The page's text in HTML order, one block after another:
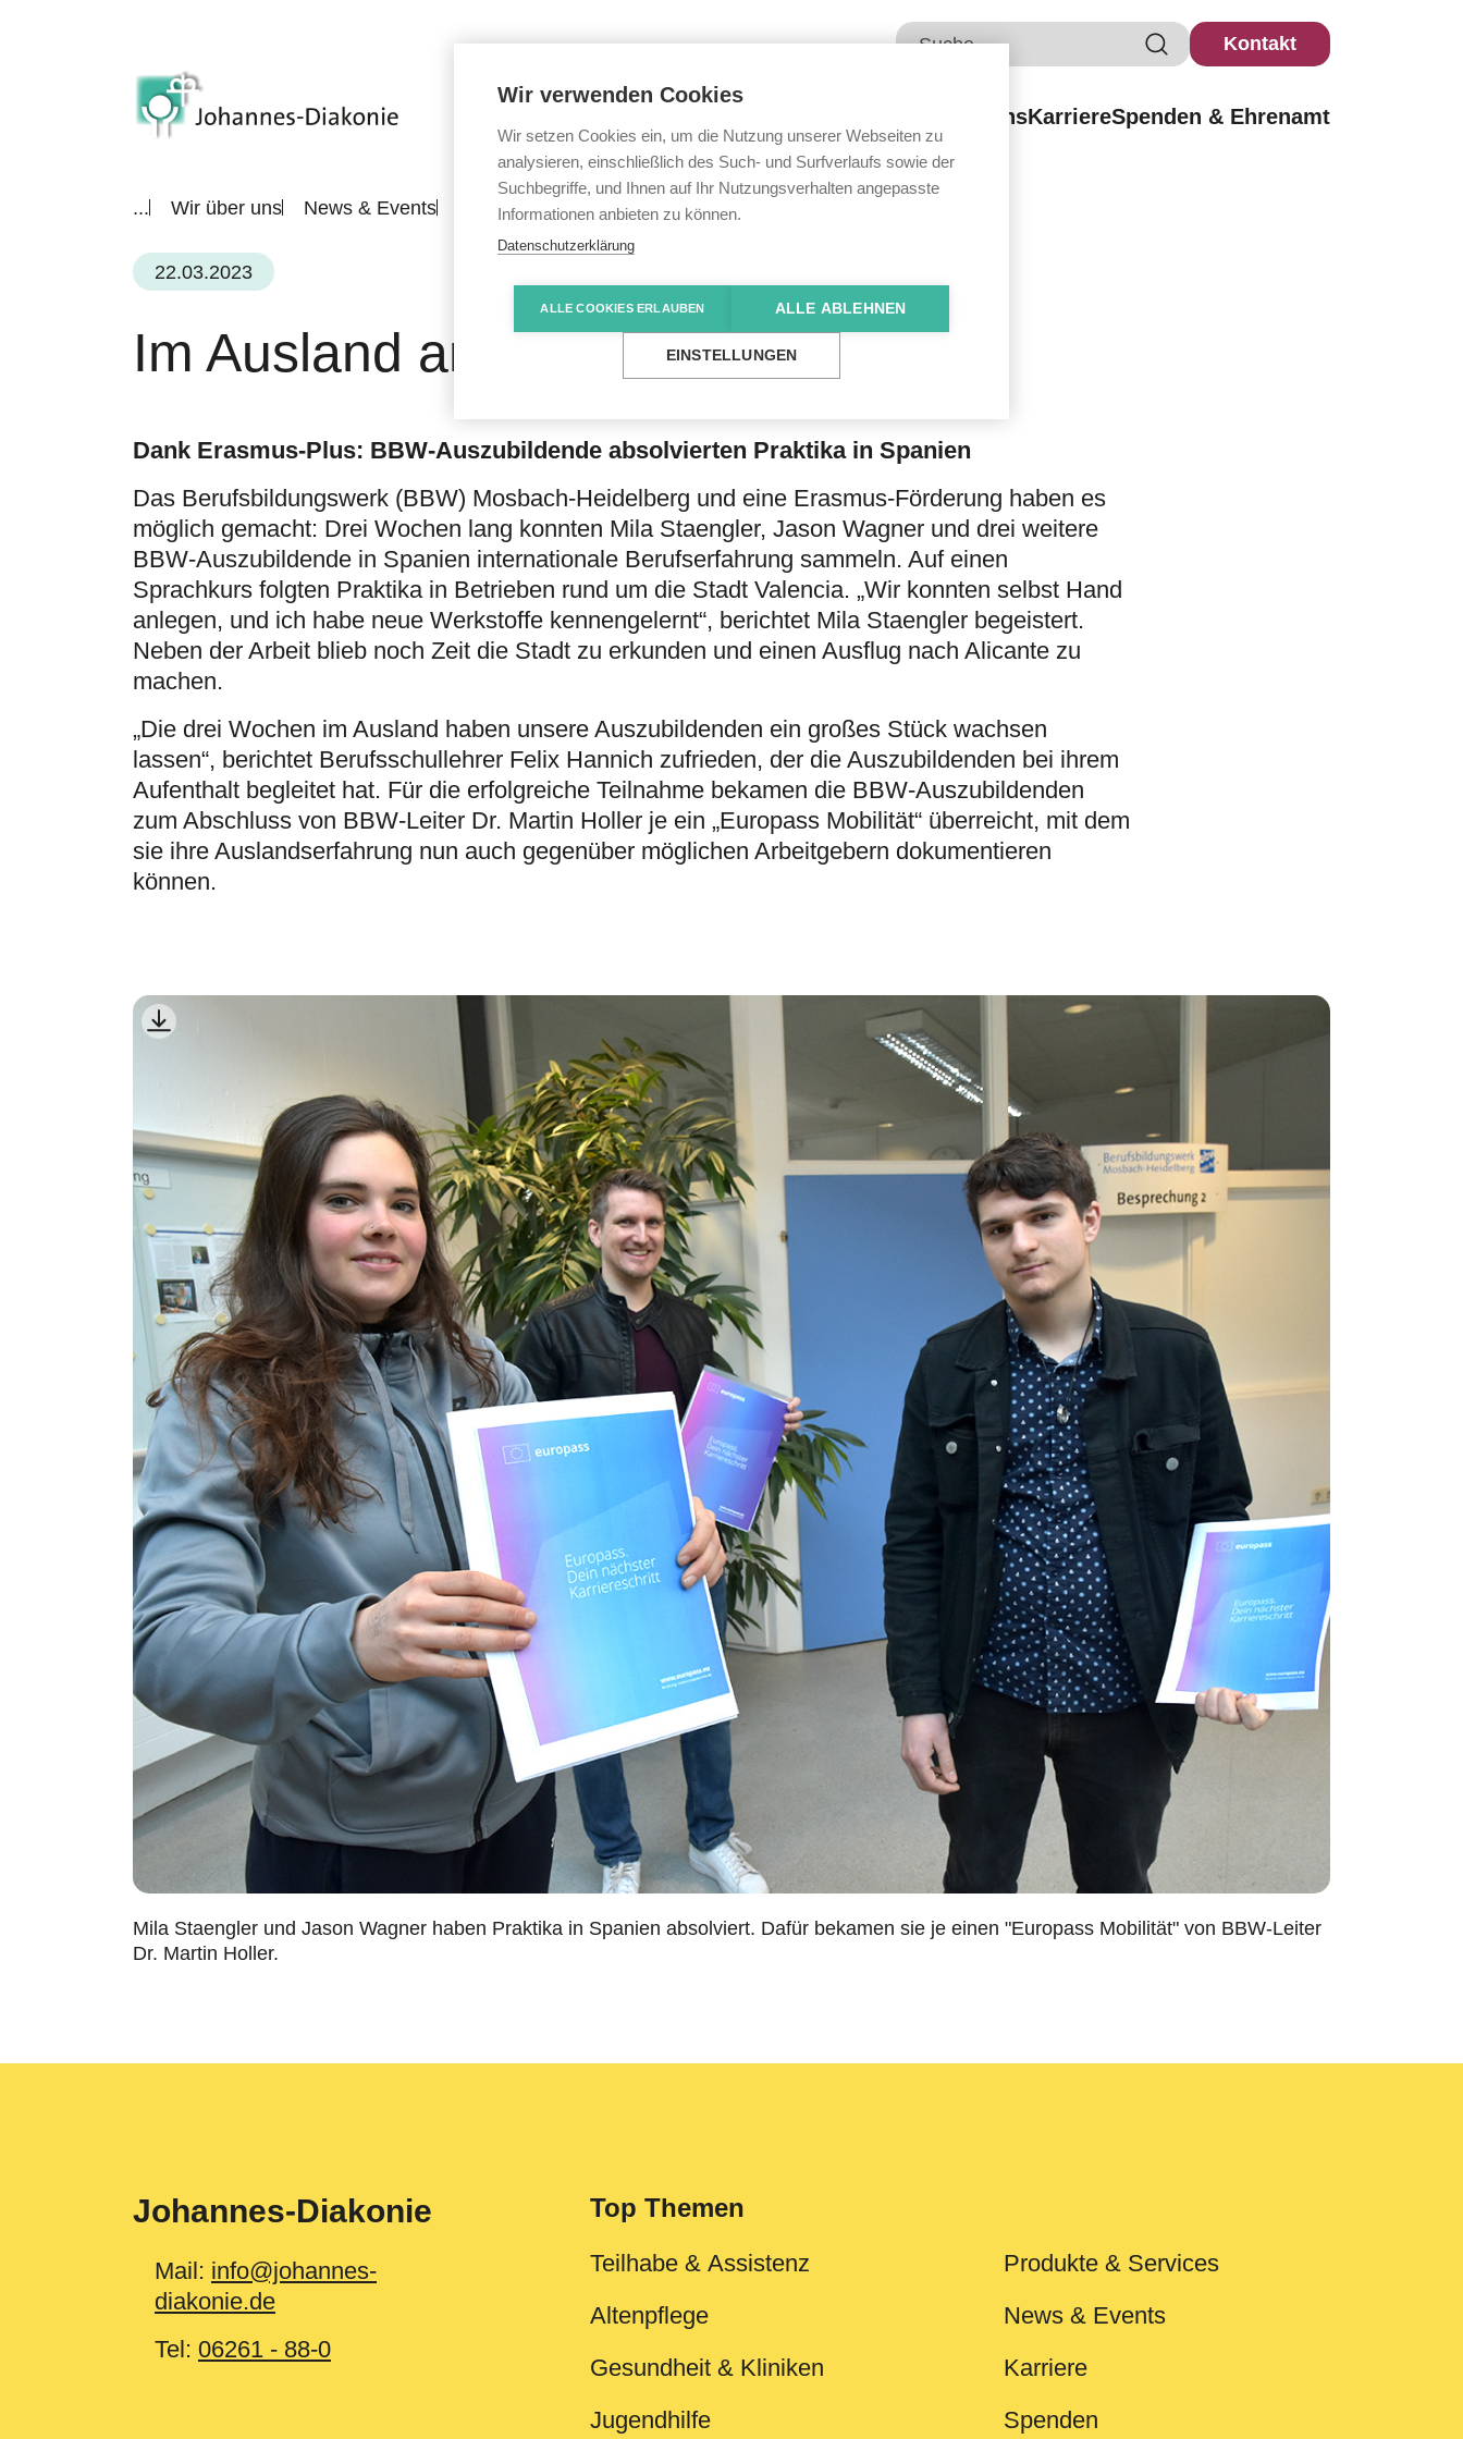
Kontakt
Wir über unsKarriereSpenden & Ehrenamt
... Wir über uns News & Events Alle News Im Ausland an Erfahrung gewonnen
22.03.2023
Im Ausland an Erfahrung gewonnen
Dank Erasmus-Plus: BBW-Auszubildende absolvierten Praktika in Spanien
Das Berufsbildungswerk (BBW) Mosbach-Heidelberg und eine Erasmus-Förderung haben es
möglich gemacht: Drei Wochen lang konnten Mila Staengler, Jason Wagner und drei weitere
BBW-Auszubildende in Spanien internationale Berufserfahrung sammeln. Auf einen
Sprachkurs folgten Praktika in Betrieben rund um die Stadt Valencia. „Wir konnten selbst Hand
anlegen, und ich habe neue Werkstoffe kennengelernt“, berichtet Mila Staengler begeistert.
Neben der Arbeit blieb noch Zeit die Stadt zu erkunden und einen Ausflug nach Alicante zu
machen.
„Die drei Wochen im Ausland haben unsere Auszubildenden ein großes Stück wachsen
lassen“, berichtet Berufsschullehrer Felix Hannich zufrieden, der die Auszubildenden bei ihrem
Aufenthalt begleitet hat. Für die erfolgreiche Teilnahme bekamen die BBW-Auszubildenden
zum Abschluss von BBW-Leiter Dr. Martin Holler je ein „Europass Mobilität“ überreicht, mit dem
sie ihre Auslandserfahrung nun auch gegenüber möglichen Arbeitgebern dokumentieren
können.
Mila Staengler und Jason Wagner haben Praktika in Spanien absolviert. Dafür bekamen sie je einen "Europass Mobilität" von BBW-Leiter
Dr. Martin Holler.
Johannes-Diakonie
Mail: info@johannes-
diakonie.de
Tel: 06261 - 88-0
Top Themen
Teilhabe & Assistenz
Altenpflege
Gesundheit & Kliniken
Jugendhilfe
Produkte & Services
News & Events
Karriere
Spenden
Wir verwenden Cookies
Wir setzen Cookies ein, um die Nutzung unserer Webseiten zu
analysieren, einschließlich des Such- und Surfverlaufs sowie der
Suchbegriffe, und Ihnen auf Ihr Nutzungsverhalten angepasste
Informationen anbieten zu können.
Datenschutzerklärung
ALLE COOKIES ERLAUBEN ALLE ABLEHNEN
EINSTELLUNGEN